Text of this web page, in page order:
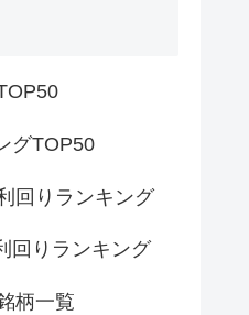
グTOP50
回りランキング
回りランキング
柄一覧